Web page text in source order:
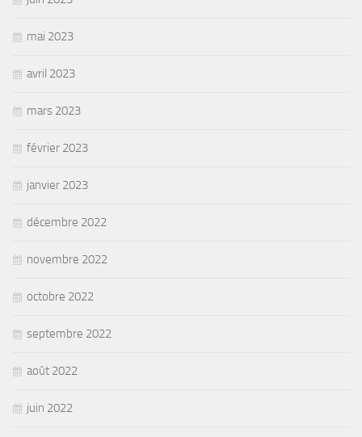
mai 2023
avril 2023
mars 2023
février 2023
janvier 2023
décembre 2022
novembre 2022
octobre 2022
septembre 2022
août 2022
juin 2022